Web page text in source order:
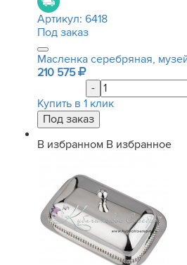
Артикул: 6418
Под заказ
Масленка серебряная,
210 575
-
Купить в 1 клик
В избранном В избранное